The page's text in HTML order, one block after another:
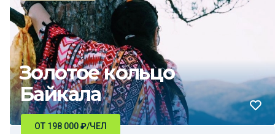
Золотое кольцо
Байкала
ОТ 198 000₽/ЧЕЛ